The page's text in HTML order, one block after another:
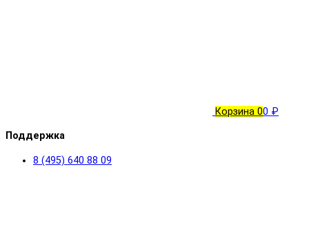
Корзина 00 ₽
Поддержка
8 (495) 640 88 09